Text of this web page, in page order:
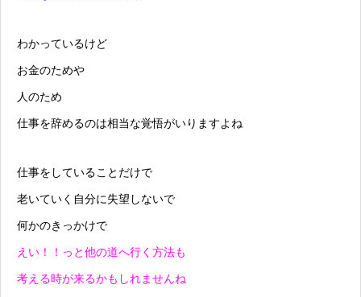
わかっているけど
お金のためや
人のため
仕事を辞めるのは相当な覚悟がいりますよね
仕事をしていることだけで
老いていく自分に失望しないで
何かのきっかけで
えい！！っと他の道へ行く方法も
考える時が来るかもしれませんね